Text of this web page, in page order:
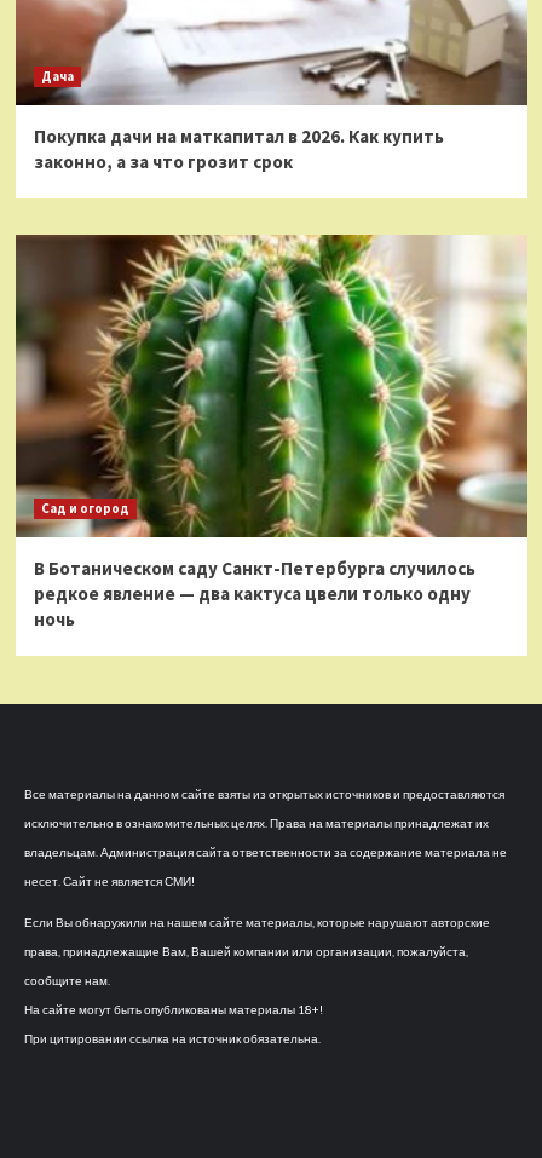
Дача
Покупка дачи на маткапитал в 2026. Как купить
законно, а за что грозит срок
Сад и огород
В Ботаническом саду Санкт-Петербурга случилось
редкое явление — два кактуса цвели только одну
ночь
Все материалы на данном сайте взяты из открытых источников и предоставляются
исключительно в ознакомительных целях. Права на материалы принадлежат их
владельцам. Администрация сайта ответственности за содержание материала не
несет. Сайт не является СМИ!
Если Вы обнаружили на нашем сайте материалы, которые нарушают авторские
права, принадлежащие Вам, Вашей компании или организации, пожалуйста,
сообщите нам.
На сайте могут быть опубликованы материалы 18+!
При цитировании ссылка на источник обязательна.